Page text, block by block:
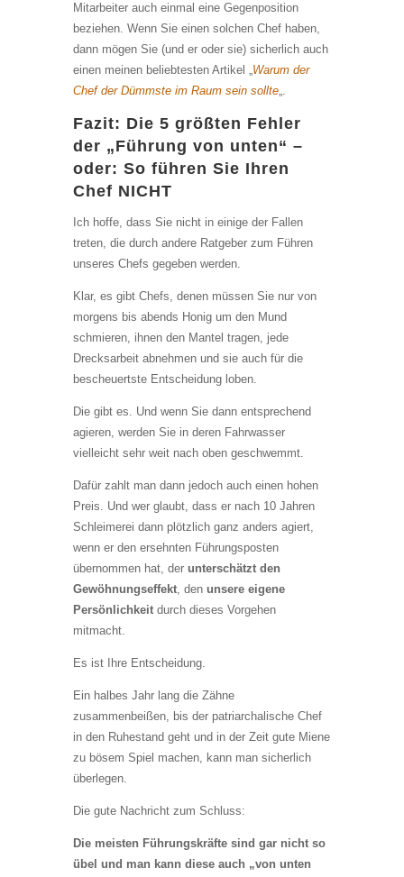
Mitarbeiter auch einmal eine Gegenposition
beziehen. Wenn Sie einen solchen Chef haben,
dann mögen Sie (und er oder sie) sicherlich auch
einen meinen beliebtesten Artikel „Warum der
Chef der Dümmste im Raum sein sollte„.
Fazit: Die 5 größten Fehler
der „Führung von unten“ –
oder: So führen Sie Ihren
Chef NICHT
Ich hoffe, dass Sie nicht in einige der Fallen
treten, die durch andere Ratgeber zum Führen
unseres Chefs gegeben werden.
Klar, es gibt Chefs, denen müssen Sie nur von
morgens bis abends Honig um den Mund
schmieren, ihnen den Mantel tragen, jede
Drecksarbeit abnehmen und sie auch für die
bescheuertste Entscheidung loben.
Die gibt es. Und wenn Sie dann entsprechend
agieren, werden Sie in deren Fahrwasser
vielleicht sehr weit nach oben geschwemmt.
Dafür zahlt man dann jedoch auch einen hohen
Preis. Und wer glaubt, dass er nach 10 Jahren
Schleimerei dann plötzlich ganz anders agiert,
wenn er den ersehnten Führungsposten
übernommen hat, der unterschätzt den
Gewöhnungseffekt, den unsere eigene
Persönlichkeitdurch dieses Vorgehen
mitmacht.
Es ist Ihre Entscheidung.
Ein halbes Jahr lang die Zähne
zusammenbeißen, bis der patriarchalische Chef
in den Ruhestand geht und in der Zeit gute Miene
zu bösem Spiel machen, kann man sicherlich
überlegen.
Die gute Nachricht zum Schluss:
Die meisten Führungskräfte sind gar nicht so
übel und man kann diese auch „von unten